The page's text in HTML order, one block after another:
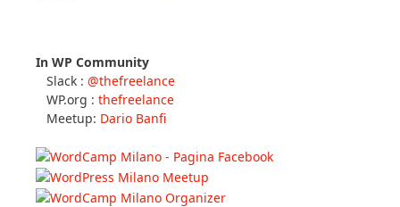
In WP Community
Slack : @thefreelance
WP.org : thefreelance
Meetup: Dario Banfi